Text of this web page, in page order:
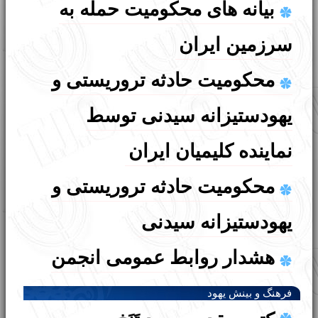
English עברית
بیانه های محکومیت حمله به
سرزمین ایران
محکومیت حادثه تروریستی و
یهودستیزانه سیدنی توسط
نماینده کلیمیان ایران
محکومیت حادثه تروریستی و
یهودستیزانه سیدنی
هشدار روابط عمومی انجمن
کلیمیان تهران در خصوص برخی
فرهنگ و بینش یهود